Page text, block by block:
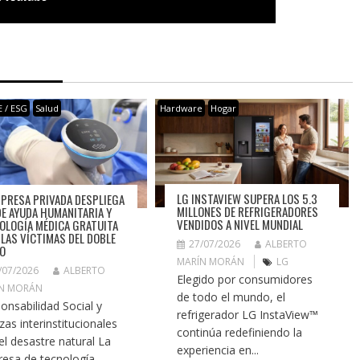
/ ESG Salud
PRIVADA DESPLIEGA
AYUDA HUMANITARIA Y
MÉDICA GRATUITA
VÍCTIMAS DEL DOBLE
2026
ALBERTO
MORÁN
Social y
interinstitucionales
desastre natural La
Hardware Hogar
LG INSTAVIEW SUPERA LOS 5.3
MILLONES DE REFRIGERADORES
VENDIDOS A NIVEL MUNDIAL
27/07/2026
ALBERTO
MARÍN MORÁN
LG
Elegido por consumidores
de todo el mundo, el
refrigerador LG InstaView™
continúa redefiniendo la
experiencia en...